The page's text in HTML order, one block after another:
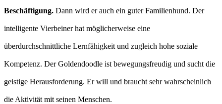
Beschäftigung. Dann wird er auch ein guter Familienhund. Der
intelligente Vierbeiner hat möglicherweise eine
überdurchschnittliche Lernfähigkeit und zugleich hohe soziale
Kompetenz. Der Goldendoodle ist bewegungsfreudig und sucht die
geistige Herausforderung. Er will und braucht sehr wahrscheinlich
die Aktivität mit seinen Menschen.